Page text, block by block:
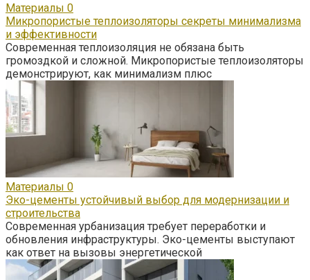
Материалы 0
Микропористые теплоизоляторы секреты минимализма
и эффективности
Современная теплоизоляция не обязана быть
громоздкой и сложной. Микропористые теплоизоляторы
демонстрируют, как минимализм плюс
Материалы 0
Эко-цементы устойчивый выбор для модернизации и
строительства
Современная урбанизация требует переработки и
обновления инфраструктуры. Эко-цементы выступают
как ответ на вызовы энергетической